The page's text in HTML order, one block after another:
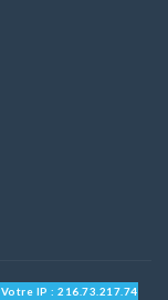
Votre IP : 216.73.217.74